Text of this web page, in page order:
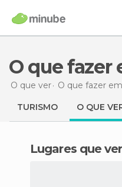
O que
O que ver O que fazer
TURISMO O QUE
Lugares que